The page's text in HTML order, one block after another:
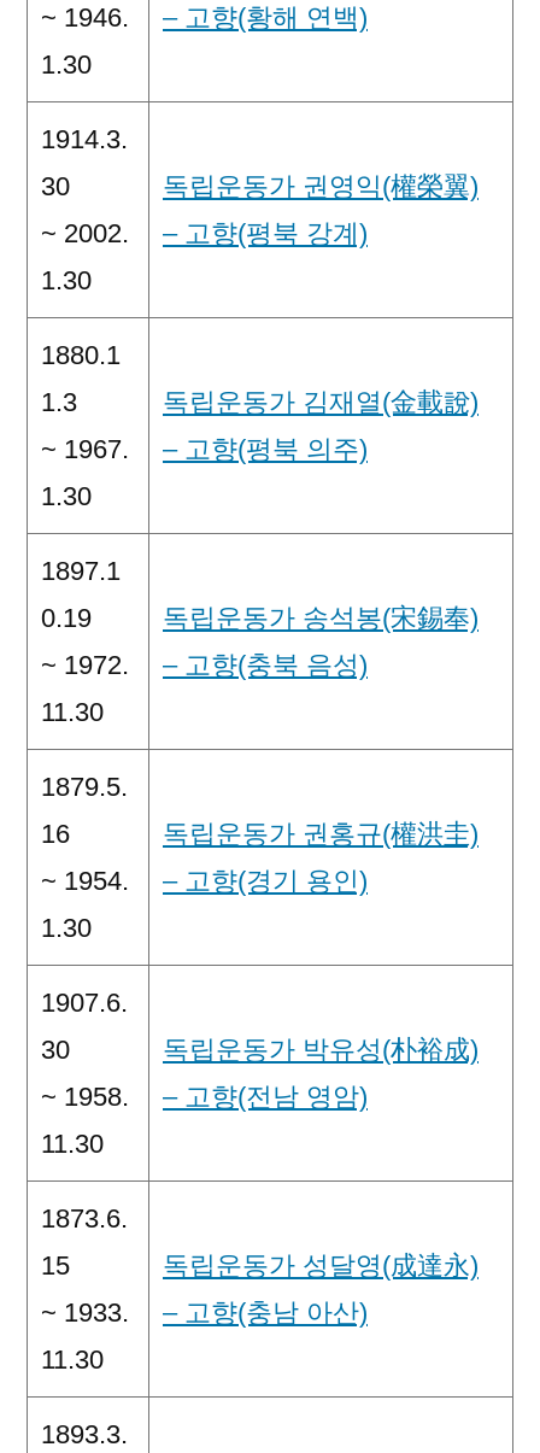
~ 1946.
1.30
– 고향(황해 연백)
1914.3.
30
~ 2002.
1.30
독립운동가 권영익(權榮翼)
– 고향(평북 강계)
1880.1
1.3
~ 1967.
1.30
독립운동가 김재열(金載說)
– 고향(평북 의주)
1897.1
0.19
~ 1972.
11.30
독립운동가 송석봉(宋錫奉)
– 고향(충북 음성)
1879.5.
16
~ 1954.
1.30
독립운동가 권홍규(權洪圭)
– 고향(경기 용인)
1907.6.
30
~ 1958.
11.30
독립운동가 박유성(朴裕成)
– 고향(전남 영암)
1873.6.
15
~ 1933.
11.30
독립운동가 성달영(成達永)
– 고향(충남 아산)
1893.3.